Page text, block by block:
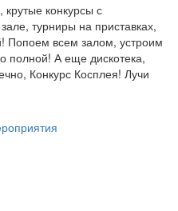
конкурсы с
турниры на приставках,
Попоем всем залом, устроим
полной! А еще дискотека,
Конкурс Косплея! Лучи